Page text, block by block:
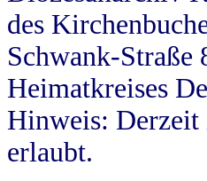
des
Schwank-Straße
Heimatkreises
Hinweis: Derzeit
erlaubt.